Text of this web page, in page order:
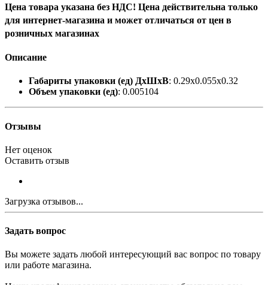
Цена товара указана без НДС! Цена действительна только
для интернет-магазина и может отличаться от цен в
розничных магазинах
Описание
Габариты упаковки (ед) ДхШхВ: 0.29x0.055x0.32
Объем упаковки (ед): 0.005104
Отзывы
Нет оценок
Оставить отзыв
Загрузка отзывов...
Задать вопрос
Вы можете задать любой интересующий вас вопрос по товару
или работе магазина.